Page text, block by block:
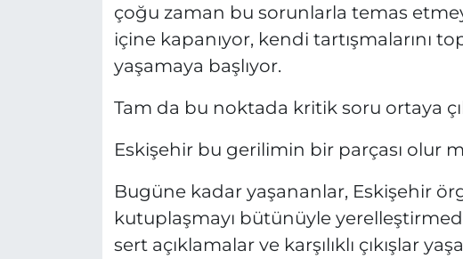
çoğu zaman bu sorunlarla temas
içine kapanıyor, kendi tartışmalarını
yaşamaya başlıyor.
Tam da bu noktada kritik soru ortaya
Eskişehir bu gerilimin bir parçası olur
Bugüne kadar yaşananlar, Eskişehir
kutuplaşmayı bütünüyle
sert açıklamalar ve karşılıklı çıkışlar